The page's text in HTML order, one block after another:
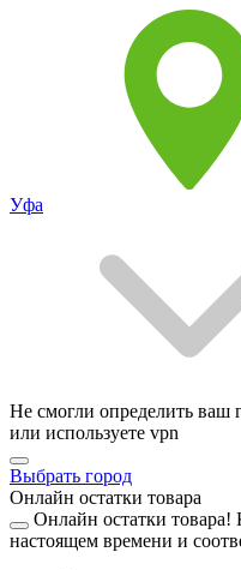
Уфа
Не смогли определить ваш
или используете vpn
Выбрать город
Онлайн остатки товара
Онлайн остатки товара!
настоящем времени и